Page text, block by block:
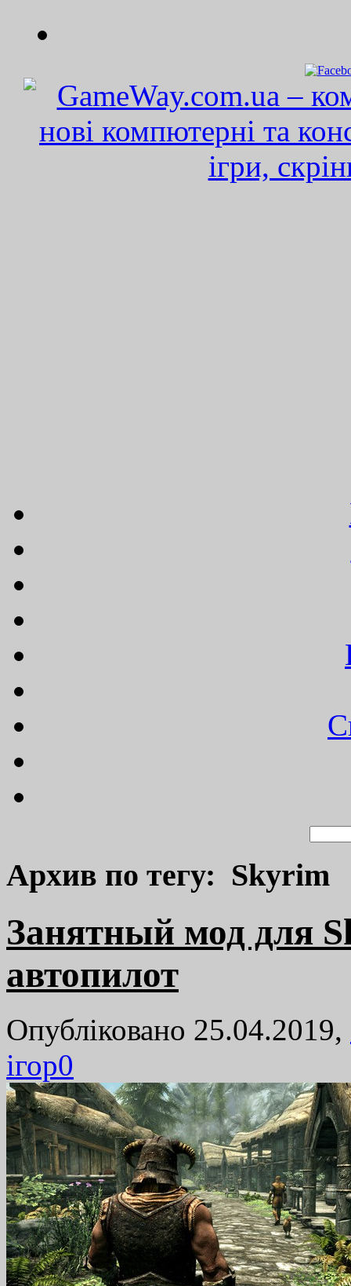
Архив по тегу: Skyrim
Занятный мод для
автопилот
Опубліковано 25.04.2019,
ігор0